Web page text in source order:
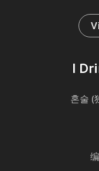
I
혼술 (